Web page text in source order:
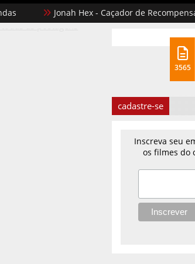
Jonah Hex - Caçador de Recompensas
as postagens
3565
cadastre-se
Inscreva seu
os filmes do